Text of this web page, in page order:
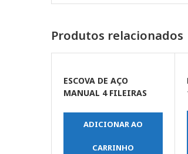
Produtos relacionados
ESCOVA DE AÇO
MANUAL 4 FILEIRAS
ADICIONAR AO
CARRINHO